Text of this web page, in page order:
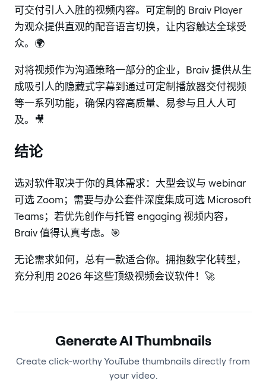
可交付引人入胜的视频内容。可定制的 Braiv Player
为观众提供直观的配音语言切换，让内容触达全球受
众。🌍
对将视频作为沟通策略一部分的企业，Braiv 提供从生
成吸引人的隐藏式字幕到通过可定制播放器交付视频
等一系列功能，确保内容高质量、易参与且人人可
及。🎥
结论
选对软件取决于你的具体需求：大型会议与 webinar
可选 Zoom；需要与办公套件深度集成可选 Microsoft
Teams；若优先创作与托管 engaging 视频内容，
Braiv 值得认真考虑。🎯
无论需求如何，总有一款适合你。拥抱数字化转型，
充分利用 2026 年这些顶级视频会议软件！🚀
Generate AI Thumbnails
Create click-worthy YouTube thumbnails directly from
your video.